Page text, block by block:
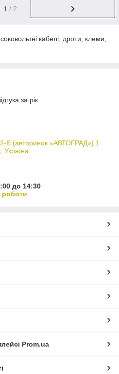
1 / 2
кабелі, дроти, клеми,
за рік
Б (авторинок «АВТОГРАД») 1
Україна
до 14:30
роботи
Prom.ua